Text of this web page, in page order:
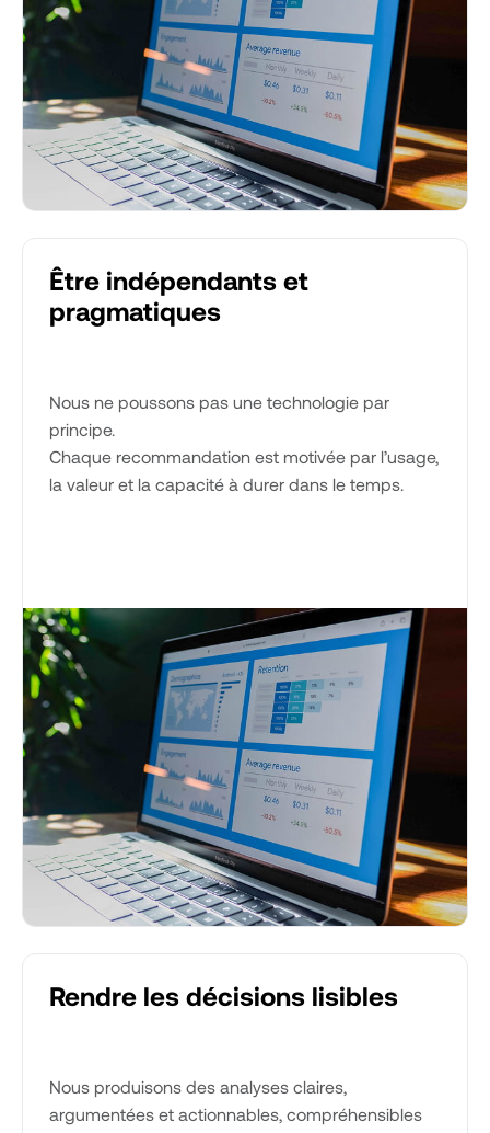
Être indépendants et
pragmatiques
Nous ne poussons pas une technologie par
principe.
Chaque recommandation est motivée par l’usage,
la valeur et la capacité à durer dans le temps.
Rendre les décisions lisibles
Nous produisons des analyses claires,
argumentées et actionnables, compréhensibles